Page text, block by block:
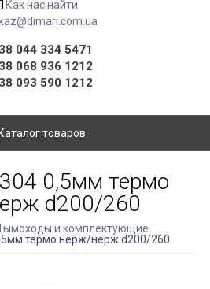
Как нас найти
044 334 5471
068 936 1212
093 590 1212
товаров
0,5мм термо
d200/260
и комплектующие
термо нерж/нерж d200/260